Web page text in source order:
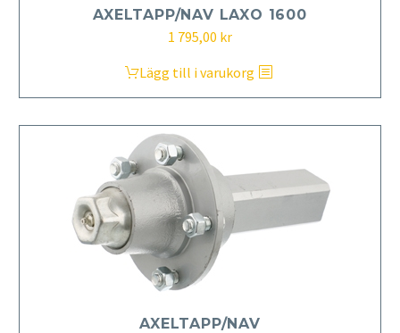
AXELTAPP/NAV LAXO 1600
1 795,00 kr
Lägg till i varukorg
AXELTAPP/NAV